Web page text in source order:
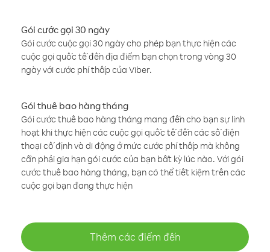
Gói cước gọi 30 ngày
Gói cước cuộc gọi 30 ngày cho phép bạn thực hiện các
cuộc gọi quốc tế đến địa điểm bạn chọn trong vòng 30
ngày với cước phí thấp của Viber.
Gói thuê bao hàng tháng
Gói cước thuê bao hàng tháng mang đến cho bạn sự linh
hoạt khi thực hiện các cuộc gọi quốc tế đến các số điện
thoại cố định và di động ở mức cước phí thấp mà không
cần phải gia hạn gói cước của bạn bất kỳ lúc nào. Với gói
cước thuê bao hàng tháng, bạn có thể tiết kiệm trên các
cuộc gọi bạn đang thực hiện
Thêm các điểm đến